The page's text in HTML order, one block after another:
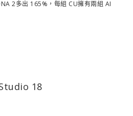
2多出 165%，每組 CU擁有兩組 AI
18